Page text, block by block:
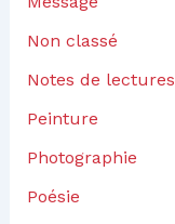
Non classé
Notes de lectures
Peinture
Photographie
Poésie